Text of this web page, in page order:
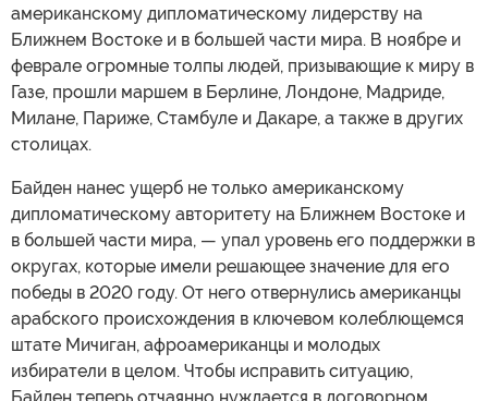
американскому дипломатическому лидерству на
Ближнем Востоке и в большей части мира. В ноябре и
феврале огромные толпы людей, призывающие к миру в
Газе, прошли маршем в Берлине, Лондоне, Мадриде,
Милане, Париже, Стамбуле и Дакаре, а также в других
столицах.
Байден нанес ущерб не только американскому
дипломатическому авторитету на Ближнем Востоке и
в большей части мира, — упал уровень его поддержки в
округах, которые имели решающее значение для его
победы в 2020 году. От него отвернулись американцы
арабского происхождения в ключевом колеблющемся
штате Мичиган, афроамериканцы и молодых
избиратели в целом. Чтобы исправить ситуацию,